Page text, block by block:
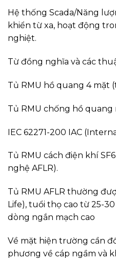
Hệ thống Scada/Năng
khiển từ xa, hoạt động
nghiệt.
Từ đồng nghĩa và các
Tủ RMU hồ quang 4 mặt
Tủ RMU chống hồ quang
IEC 62271-200 IAC
Tủ RMU cách điện khí
nghệ AFLR).
Tủ RMU AFLR thường
Life), tuổi thọ cao từ 25-
dòng ngắn mạch cao
Về mặt hiện trường cần
phương về cáp ngầm và